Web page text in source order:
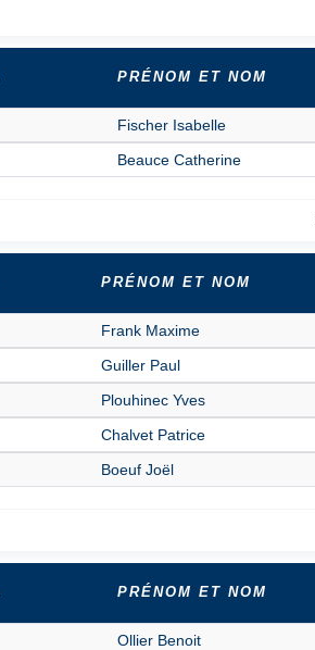
PRÉNOM ET NOM
Fischer Isabelle
Beauce Catherine
PRÉNOM ET NOM
Frank Maxime
Guiller Paul
Plouhinec Yves
Chalvet Patrice
Boeuf Joël
PRÉNOM ET NOM
Ollier Benoit